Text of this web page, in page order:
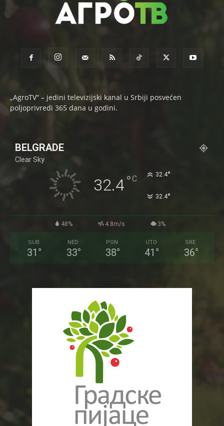
„AgroTV“ – jedini televizijski kanal u Srbiji posvećen
poljoprivredi 365 dana u godini.
BELGRADE
Clear Sky
32.4°C 32.4°
32.4°
48% 4.8m/s 3%
SUB
31 °
NED
33°
PON
38°
UTO
41 °
SRE
36°